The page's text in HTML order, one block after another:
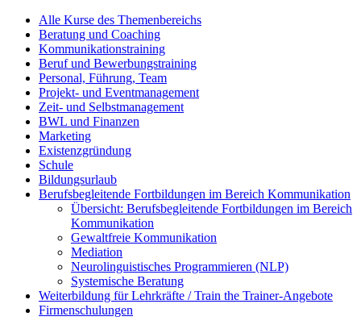
Alle Kurse des Themenbereichs
Beratung und Coaching
Kommunikationstraining
Beruf und Bewerbungstraining
Personal, Führung, Team
Projekt- und Eventmanagement
Zeit- und Selbstmanagement
BWL und Finanzen
Marketing
Existenzgründung
Schule
Bildungsurlaub
Berufsbegleitende Fortbildungen im Bereich Kommunikation
Übersicht: Berufsbegleitende Fortbildungen im Bereich
Kommunikation
Gewaltfreie Kommunikation
Mediation
Neurolinguistisches Programmieren (NLP)
Systemische Beratung
Weiterbildung für Lehrkräfte / Train the Trainer-Angebote
Firmenschulungen